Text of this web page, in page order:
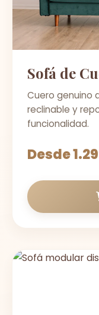
Sofá de
Cuero genuino
reclinable y
funcionalidad.
Desde